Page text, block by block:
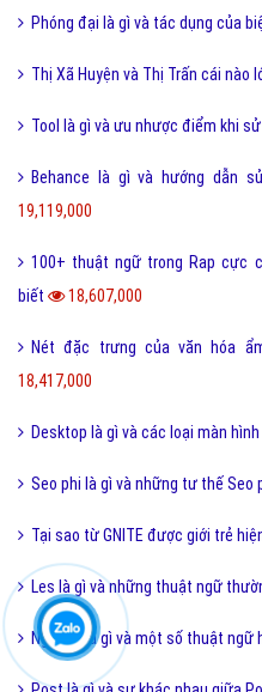
Phóng đại là gì và tác dụng của
Thị Xã Huyện và Thị Trấn cái nào
Tool là gì và ưu nhược điểm khi
Behance là gì và hướng dẫn
19,119,000
100+ thuật ngữ trong Rap cực
biết
18,607,000
Nét đặc trưng của văn hóa
18,417,000
Desktop là gì và các loại màn
Seo phi là gì và những tư thế Seo
Tại sao từ GNITE được giới trẻ
Les là gì và những thuật ngữ
Ngôn lù là gì và một số thuật